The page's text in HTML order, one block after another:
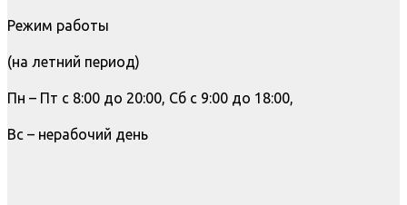
Режим работы
(на летний период)
Пн – Пт с 8:00 до 20:00, Сб с 9:00 до 18:00,
Вс – нерабочий день